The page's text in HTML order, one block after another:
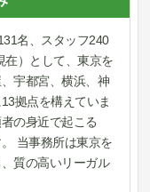
名、スタッフ240
在）として、東京を
宇都宮、横浜、神
拠点を構えていま
の身近で起こる
当事務所は東京を
質の高いリーガル